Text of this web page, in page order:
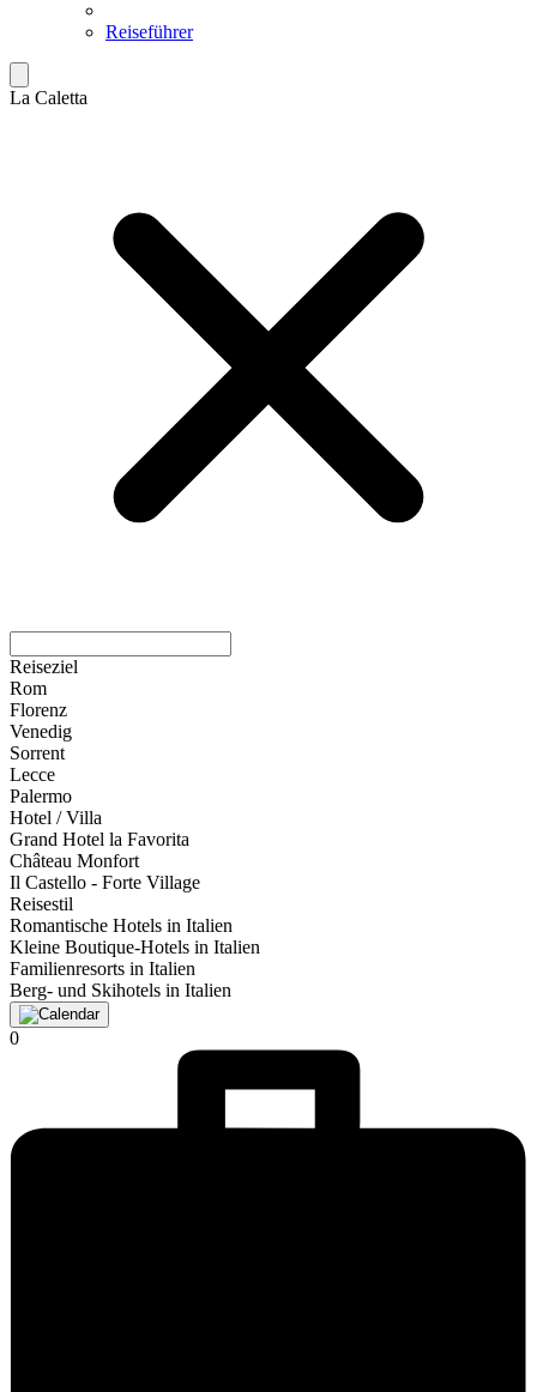
Reiseführer
La Caletta
Reiseziel
Rom
Florenz
Venedig
Sorrent
Lecce
Palermo
Hotel / Villa
Grand Hotel la Favorita
Château Monfort
Il Castello - Forte Village
Reisestil
Romantische Hotels in Italien
Kleine Boutique-Hotels in Italien
Familienresorts in Italien
Berg- und Skihotels in Italien
0